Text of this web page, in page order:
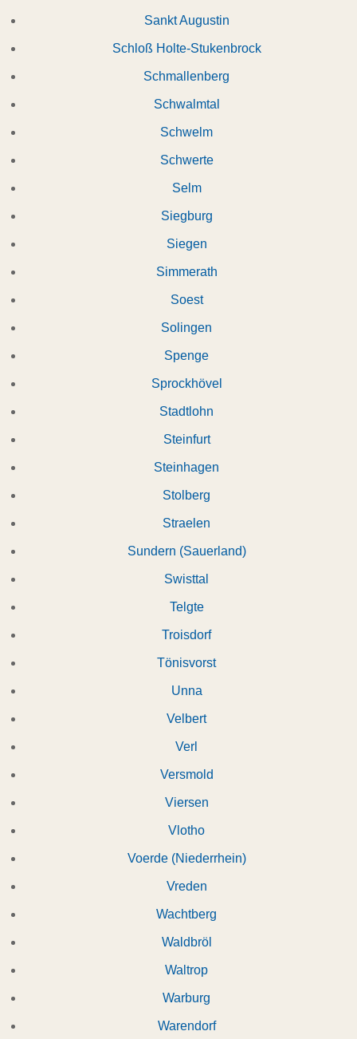
Sankt Augustin
Schloß Holte-Stukenbrock
Schmallenberg
Schwalmtal
Schwelm
Schwerte
Selm
Siegburg
Siegen
Simmerath
Soest
Solingen
Spenge
Sprockhövel
Stadtlohn
Steinfurt
Steinhagen
Stolberg
Straelen
Sundern (Sauerland)
Swisttal
Telgte
Troisdorf
Tönisvorst
Unna
Velbert
Verl
Versmold
Viersen
Vlotho
Voerde (Niederrhein)
Vreden
Wachtberg
Waldbröl
Waltrop
Warburg
Warendorf